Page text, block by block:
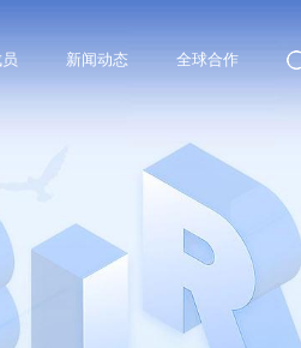
新闻动态 全球合作